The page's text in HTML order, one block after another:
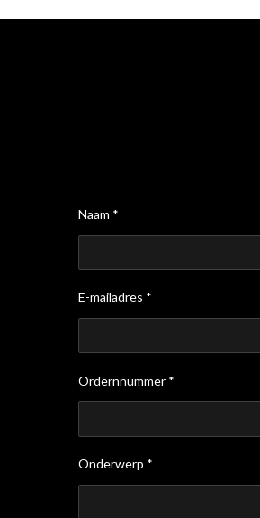
Naam *
E-mailadres *
Ordernnummer *
Onderwerp *